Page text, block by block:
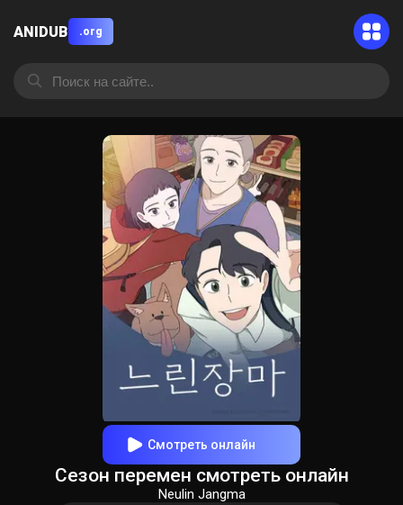
ANIDUB .org
Смотреть онлайн
Сезон перемен смотреть онлайн
Neulin Jangma